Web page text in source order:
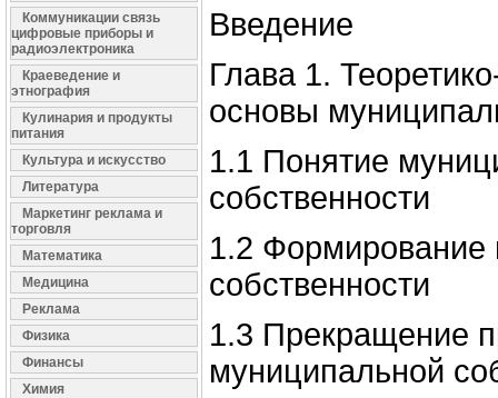
Коммуникации связь
цифровые приборы и
радиоэлектроника
Краеведение и
этнография
Кулинария и продукты
питания
Культура и искусство
Литература
Маркетинг реклама и
торговля
Математика
Медицина
Реклама
Физика
Финансы
Химия
Введение
Глава 1.
основы
1.1 Понятие
собственности
1.2 Формирование
собственности
1.3 Прекращение
муниципальной